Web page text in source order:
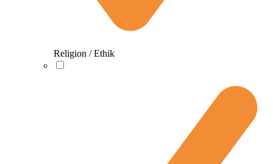
Religion / Ethik